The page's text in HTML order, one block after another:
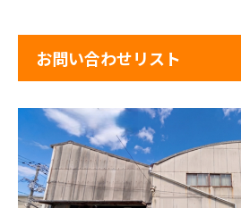
お問い合わせリスト